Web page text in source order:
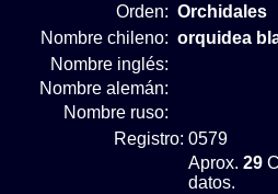
Orden: Orchidales
Nombre chileno: orquidea
Nombre inglés:
Nombre alemán:
Nombre ruso:
Registro: 0579
Aprox. 29
datos.